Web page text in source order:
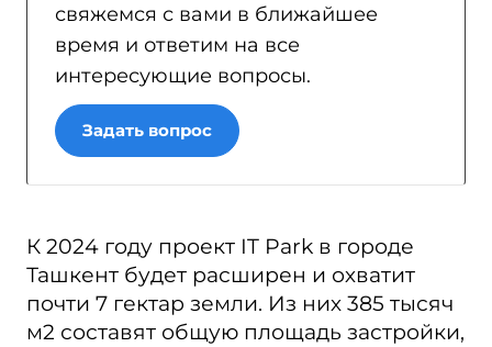
свяжемся с вами в ближайшее
время и ответим на все
интересующие вопросы.
Задать вопрос
К 2024 году проект IT Park в городе
Ташкент будет расширен и охватит
почти 7 гектар земли. Из них 385 тысяч
м2 составят общую площадь застройки,